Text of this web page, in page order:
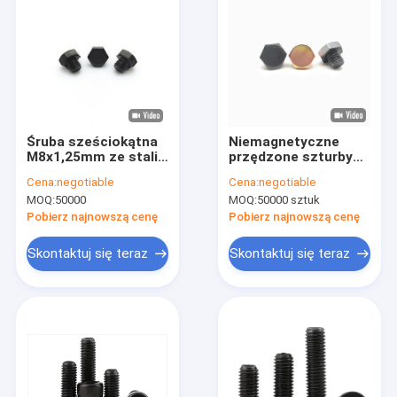
Produkty
O nas
Śruba sześciokątna
M8x1,25mm ze stali
czarna,
galwanizowana
Cena:negotiable
MOQ:50000
Pobierz najnowszą cenę
Skontaktuj się teraz
Niemagnetyczne
przędzone szturby
M8X10 Żury do
tapicerki ze stali
nierdzewnej
Cena:negotiable
MOQ:50000 sztuk
Pobierz najnowszą cenę
Skontaktuj się teraz